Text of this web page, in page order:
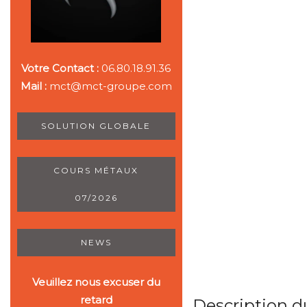
Votre Contact : 06.80.18.91.36
Mail : mct@mct-groupe.com
SOLUTION GLOBALE
COURS MÉTAUX
07/2026
NEWS
Veuillez nous excuser du
retard